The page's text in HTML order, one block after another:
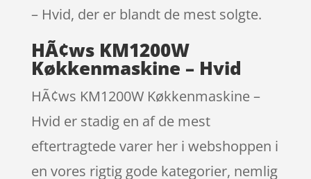
– Hvid, der er blandt de mest solgte.
HÃ¢ws KM1200W
Køkkenmaskine – Hvid
HÃ¢ws KM1200W Køkkenmaskine –
Hvid er stadig en af de mest
eftertragtede varer her i webshoppen i
en vores rigtig gode kategorier, nemlig